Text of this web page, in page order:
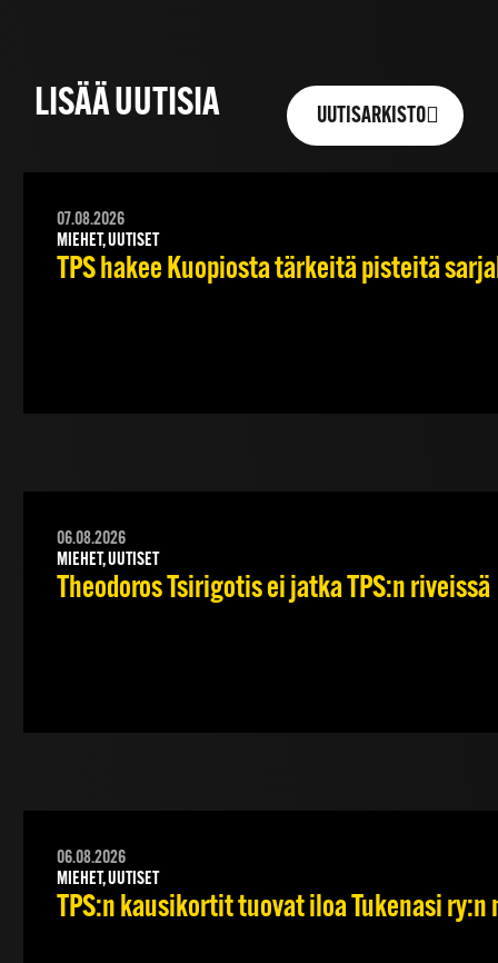
LISÄÄ UUTISIA UUTISARKISTO
07.08.2026
MIEHET, UUTISET
TPS hakee Kuopiosta tärkeitä pisteitä
06.08.2026
MIEHET, UUTISET
Theodoros Tsirigotis ei jatka TPS:n riveissä
06.08.2026
MIEHET, UUTISET
TPS:n kausikortit tuovat iloa Tukenasi